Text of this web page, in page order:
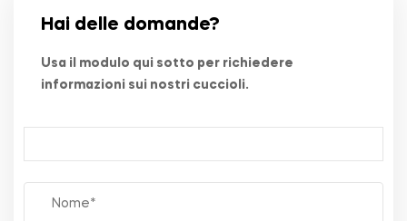
Hai delle domande?
Usa il modulo qui sotto per richiedere
informazioni sui nostri cuccioli.